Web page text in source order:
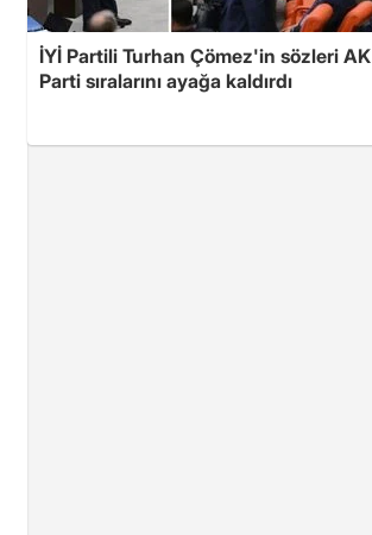
İYİ Partili Turhan Çömez'in sözleri AK
Parti sıralarını ayağa kaldırdı